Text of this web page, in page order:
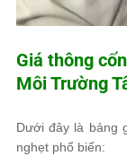
Giá thông
Môi Trường
Dưới đây là bảng
nghẹt phổ biến: